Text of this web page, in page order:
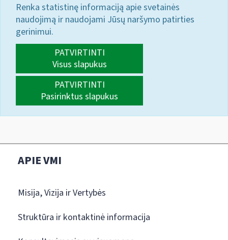
Renka statistinę informaciją apie svetainės
naudojimą ir naudojami Jūsų naršymo patirties
gerinimui.
PATVIRTINTI
Visus slapukus
PATVIRTINTI
Pasirinktus slapukus
APIE VMI
Misija, Vizija ir Vertybės
Struktūra ir kontaktinė informacija